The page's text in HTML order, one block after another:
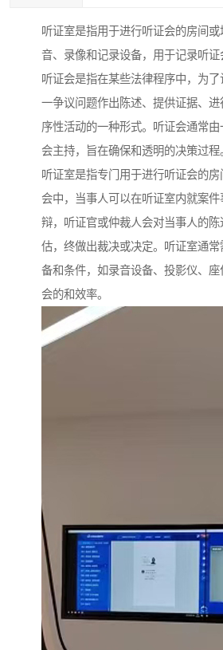
听证室是指用于进行听证会的房间
音、录像和记录设备，用于记录听证
听证会是指在某些法律程序中，为
一争议问题作出陈述、提供证据、
序性活动的一种形式。听证会通常
会主持，旨在确保和透明的决策过程
听证室是指专门用于进行听证会的
会中，当事人可以在听证室内就案
辩，听证官或仲裁人会对当事人的
估，终做出裁决或决定。听证室通
备和条件，如录音设备、投影仪、
会的和效率。